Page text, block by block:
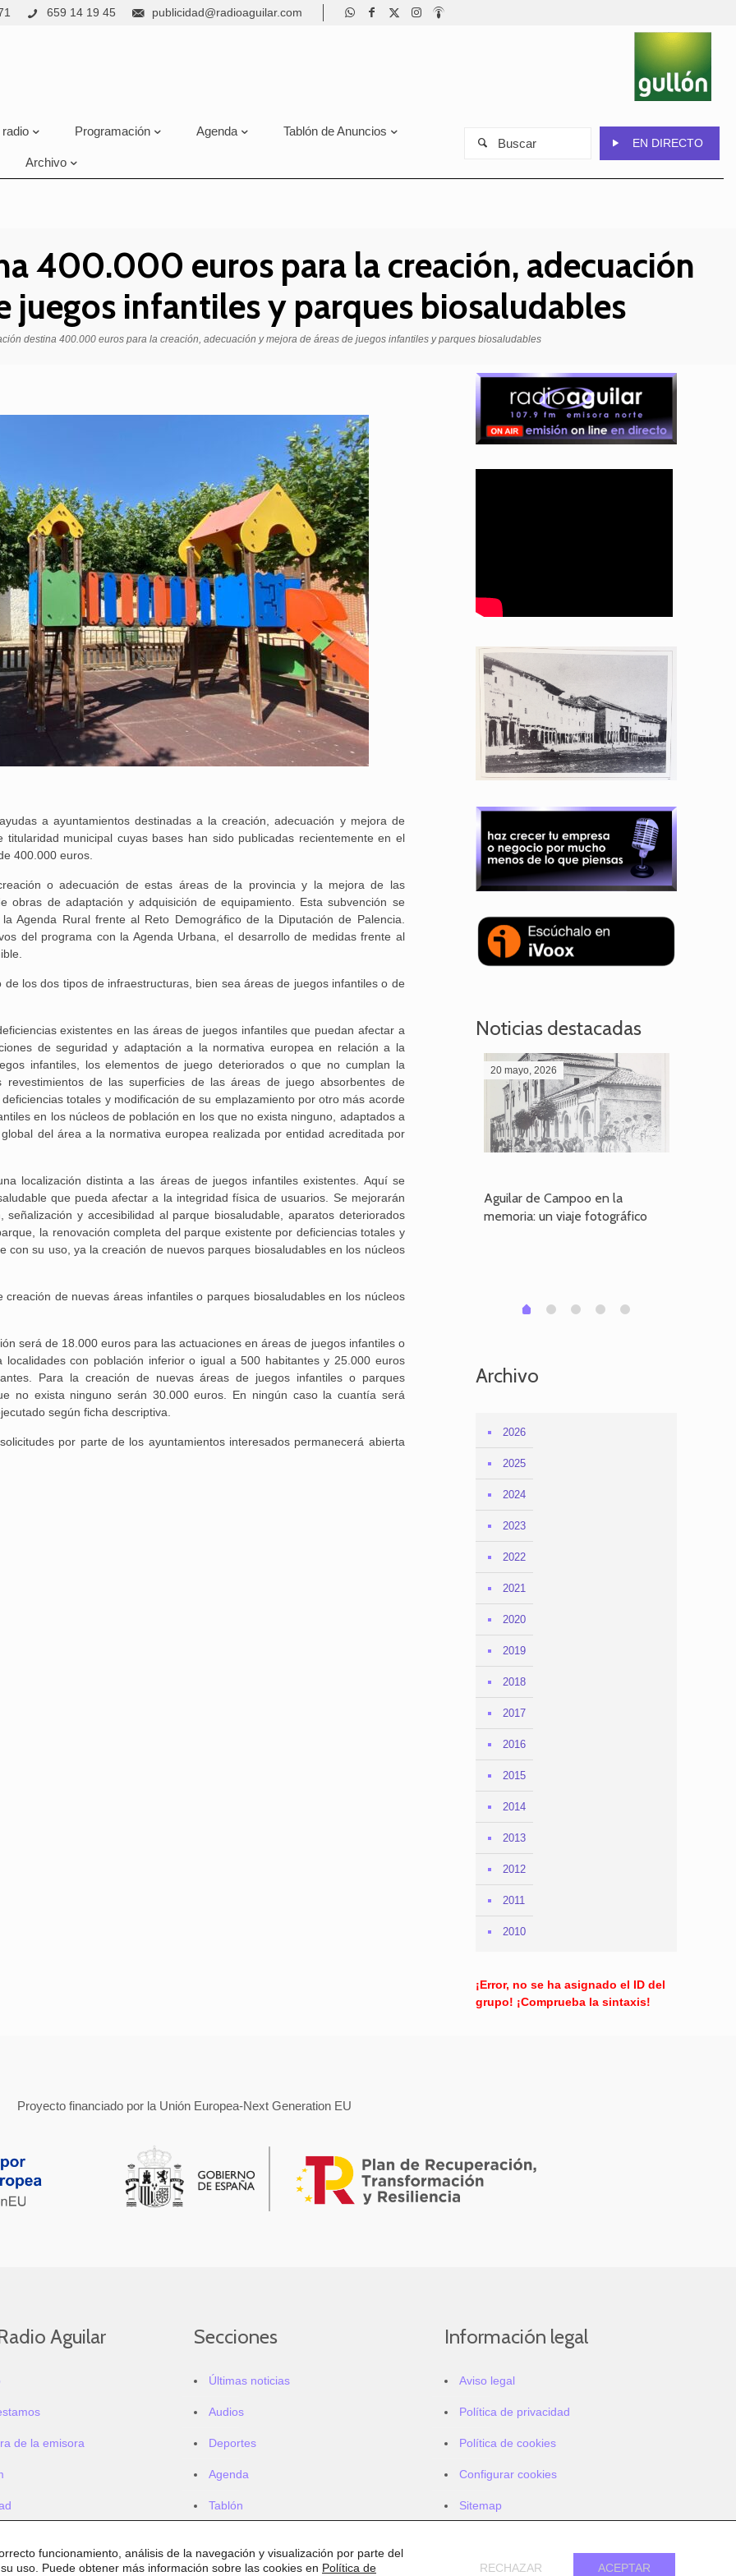
659 14 19 45 publicidad@radioaguilar.com
radio Programación Agenda Tablón de Anuncios
Archivo
EN DIRECTO
400.000 euros para la creación, adecuación
juegos infantiles y parques biosaludables
destina 400.000 euros para la creación, adecuación y mejora de áreas de juegos infantiles y parques biosaludables
a ayuntamientos destinadas a la creación, adecuación y mejora de
municipal cuyas bases han sido publicadas recientemente en el
400.000 euros.
o adecuación de estas áreas de la provincia y la mejora de las
obras de adaptación y adquisición de equipamiento. Esta subvención se
Agenda Rural frente al Reto Demográfico de la Diputación de Palencia.
del programa con la Agenda Urbana, el desarrollo de medidas frente al
los dos tipos de infraestructuras, bien sea áreas de juegos infantiles o de
existentes en las áreas de juegos infantiles que puedan afectar a
de seguridad y adaptación a la normativa europea en relación a la
infantiles, los elementos de juego deteriorados o que no cumplan la
de las superficies de las áreas de juego absorbentes de
totales y modificación de su emplazamiento por otro más acorde
en los núcleos de población en los que no exista ninguno, adaptados a
del área a la normativa europea realizada por entidad acreditada por
localización distinta a las áreas de juegos infantiles existentes. Aquí se
que pueda afectar a la integridad física de usuarios. Se mejorarán
y accesibilidad al parque biosaludable, aparatos deteriorados
la renovación completa del parque existente por deficiencias totales y
con su uso, ya la creación de nuevos parques biosaludables en los núcleos
de nuevas áreas infantiles o parques biosaludables en los núcleos
será de 18.000 euros para las actuaciones en áreas de juegos infantiles o
con población inferior o igual a 500 habitantes y 25.000 euros
Para la creación de nuevas áreas de juegos infantiles o parques
no exista ninguno serán 30.000 euros. En ningún caso la cuantía será
según ficha descriptiva.
por parte de los ayuntamientos interesados permanecerá abierta
Noticias destacadas
25 febrero, 2026
Aguilar de Campoo en la
memoria: un viaje fotográfico
20 mayo, 2026
Aguilar de Campoo en la
memoria: un viaje fotográfico
0 1 2 3 4
Archivo
2026
2025
2024
2023
2022
2021
2020
2019
2018
2017
2016
2015
2014
2013
2012
2011
2010
¡Error, no se ha asignado el ID del
grupo! ¡Comprueba la sintaxis!
Proyecto financiado por la Unión Europea-Next Generation EU
Aguilar
de la emisora
Secciones
Últimas noticias
Audios
Deportes
Agenda
Tablón
Información legal
Aviso legal
Política de privacidad
Política de cookies
Configurar cookies
Sitemap
funcionamiento, análisis de la navegación y visualización por parte del
uso. Puede obtener más información sobre las cookies en Política de ACEPTAR
RECHAZAR